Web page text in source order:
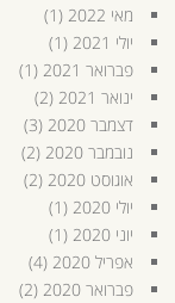
מאי 2022
(1)
יולי 2021
(1)
פברואר 2021
(1)
ינואר 2021
(2)
דצמבר 2020
(3)
נובמבר 2020
(2)
אוגוסט 2020
(2)
יולי 2020
(1)
יוני 2020
(1)
אפריל 2020
(4)
פברואר 2020
(2)